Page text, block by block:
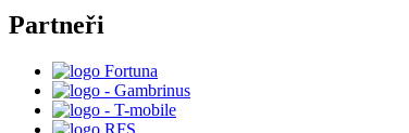
Partneři